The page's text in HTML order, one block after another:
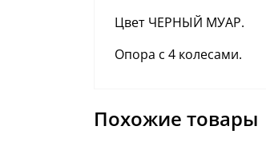
Цвет ЧЕРНЫЙ МУАР.
Опора с 4 колесами.
Похожие товары